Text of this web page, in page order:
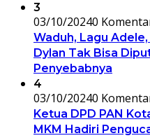
3
03/10/20240
Waduh, Lagu
Dylan Tak Bisa
Penyebabnya
4
03/10/20240
Ketua DPD PAN
MKM Hadiri